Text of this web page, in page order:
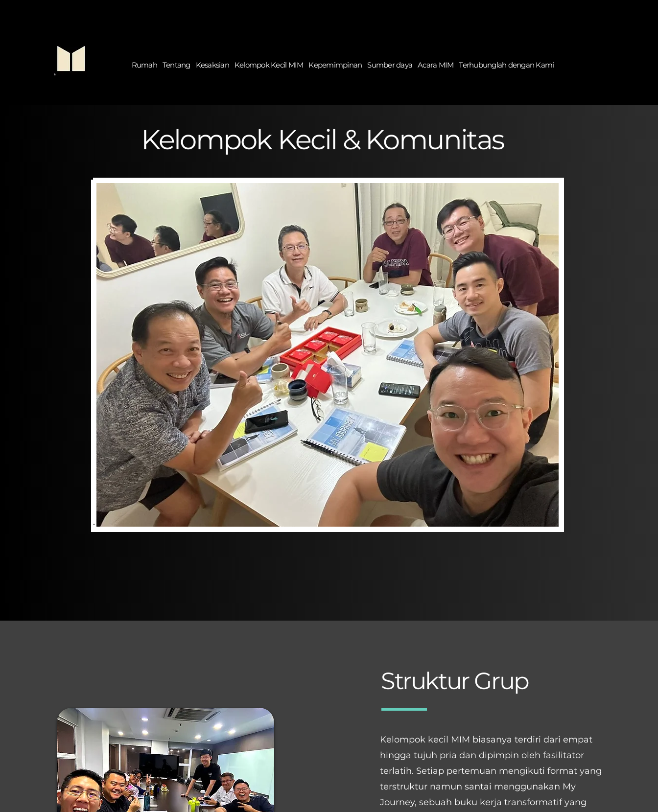
Rumah Tentang Kesaksian Kelompok Kecil MIM Kepemimpinan Sumber daya Acara MIM Terhubunglah dengan Kami
Kelompok Kecil & Komunitas
Struktur Grup
Kelompok kecil MIM biasanya terdiri dari empat
hingga tujuh pria dan dipimpin oleh fasilitator
terlatih. Setiap pertemuan mengikuti format yang
terstruktur namun santai menggunakan My
Journey, sebuah buku kerja transformatif yang